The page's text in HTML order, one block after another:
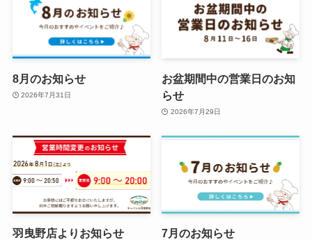
8月のお知らせ
2026年7月31日
お盆期間中の営業日のお知
らせ
2026年7月29日
羽曳野店よりお知らせ 7月のお知らせ